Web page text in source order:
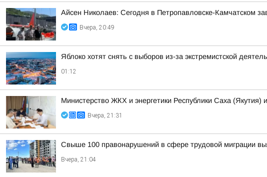
Айсен Николаев: Сегодня в Петропавловске-Камчатском
Вчера, 20:49
Яблоко хотят снять с выборов из-за экстремистской
01:12
Министерство ЖКХ и энергетики Республики Саха
Вчера, 21:31
Свыше 100 правонарушений в сфере трудовой миграции
Вчера, 21:04